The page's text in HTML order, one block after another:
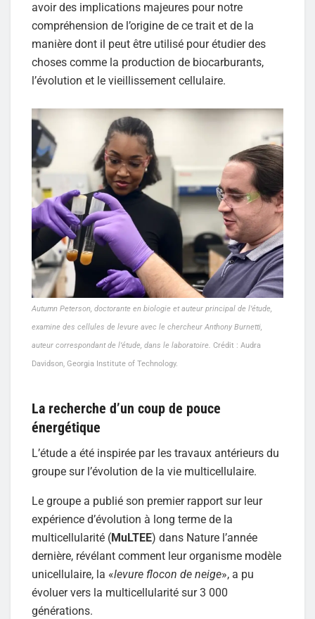
avoir des implications majeures pour notre
compréhension de l’origine de ce trait et de la
manière dont il peut être utilisé pour étudier des
choses comme la production de biocarburants,
l’évolution et le vieillissement cellulaire.
Autumn Peterson, doctorante en biologie et auteur principal de l’étude,
examine des cellules de levure avec le chercheur Anthony Burnetti,
auteur correspondant de l’étude, dans le laboratoire. Crédit : Audra
Davidson, Georgia Institute of Technology.
La recherche d’un coup de pouce
énergétique
L’étude a été inspirée par les travaux antérieurs du
groupe sur l’évolution de la vie multicellulaire.
Le groupe a publié son premier rapport sur leur
expérience d’évolution à long terme de la
multicellularité (MuLTEE) dans Nature l’année
dernière, révélant comment leur organisme modèle
unicellulaire, la «levure flocon de neige», a pu
évoluer vers la multicellularité sur 3 000
générations.